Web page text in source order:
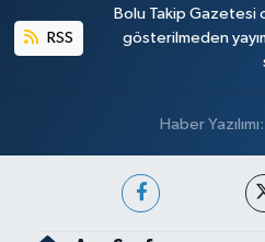
RSS
Bolu Takip Gazetesi
gösterilmeden
Haber Yazılımı: